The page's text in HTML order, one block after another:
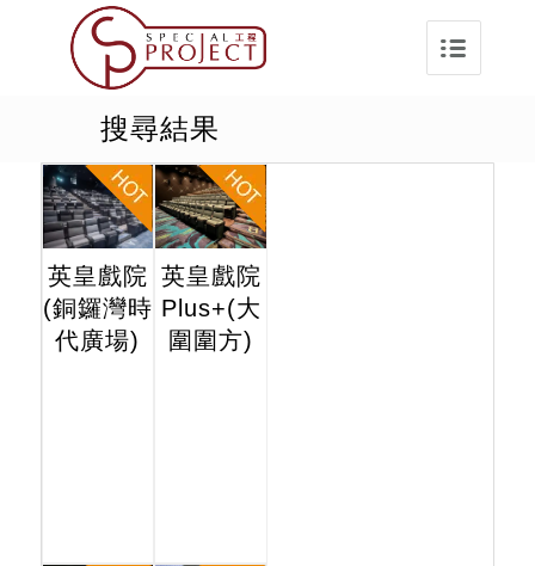
搜尋結果
英皇戲院
(銅鑼灣時
代廣場)
英皇戲院
Plus+(大
圍圍方)